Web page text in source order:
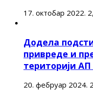
17. октобар 2022.
Додела
привреде и
територији
20. фебруар 2024.